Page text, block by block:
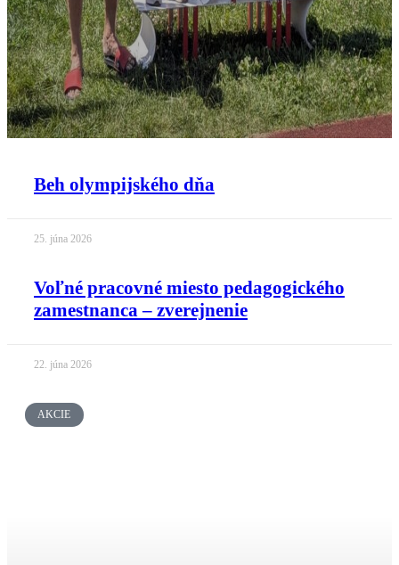
Beh olympijského dňa
25. júna 2026
Voľné pracovné miesto pedagogického
zamestnanca – zverejnenie
22. júna 2026
AKCIE